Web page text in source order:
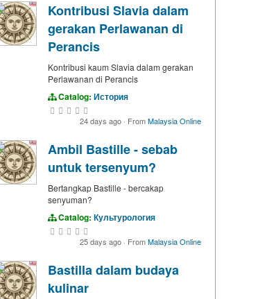
Kontribusi Slavia dalam
gerakan Perlawanan di
Perancis
Kontribusi kaum Slavia dalam gerakan
Perlawanan di Perancis
Catalog: История
24 days ago · FromMalaysia Online
Ambil Bastille - sebab
untuk tersenyum?
Bertangkap Bastille - bercakap
senyuman?
Catalog: Культурология
25 days ago · FromMalaysia Online
Bastilla dalam budaya
kulinar